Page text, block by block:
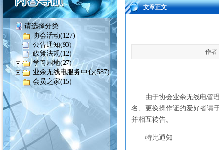
业余无线电服务平台
请选择分类
协会活动(127)
公告通知(93)
政策法规(12)
学习园地(27)
业余无线电服务中心(587)
会员之家(15)
文章正文
作
由于协会业余无线电管
名、更换操作证的爱好者请
并相互转告。
特此通知